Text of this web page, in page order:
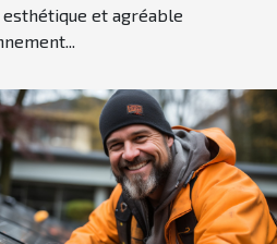
en gravier propres ?
et agréable